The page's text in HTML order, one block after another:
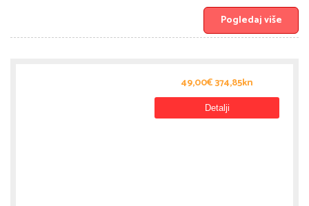
Pogledaj više
49,00€ 374,85kn
Detalji